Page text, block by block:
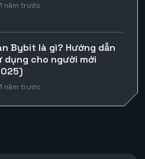
năm trước
Bybit là gì? Hướng dẫn
dụng cho người mới
năm trước